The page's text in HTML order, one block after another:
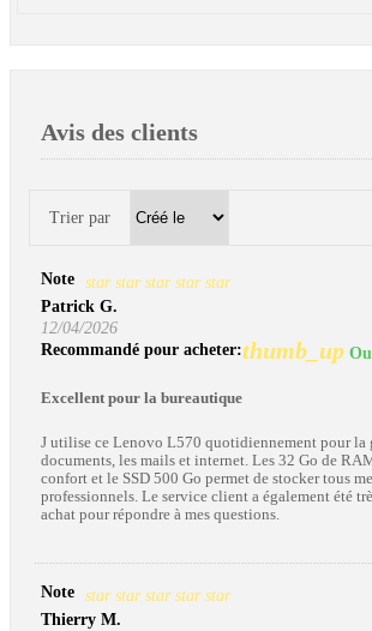
Avis des clients
Trier par
Note star star star star star
Patrick G.
12/04/2026
Recommandé pour acheter:thumb_up
Excellent pour la bureautique
J utilise ce Lenovo L570 quotidiennement pour la
documents, les mails et internet. Les 32 Go de
confort et le SSD 500 Go permet de stocker tous
professionnels. Le service client a également été
achat pour répondre à mes questions.
Note star star star star star
Thierry M.